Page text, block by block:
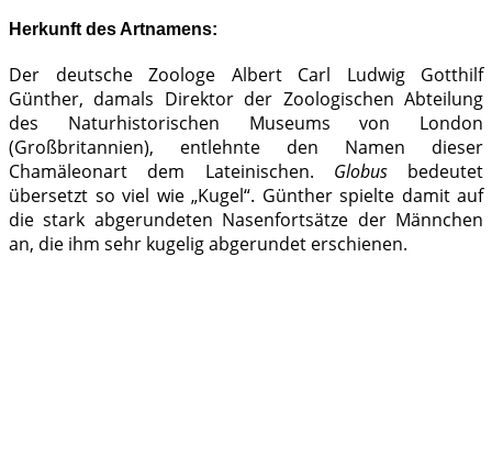
Herkunft des Artnamens:
Der deutsche Zoologe Albert Carl Ludwig Gotthilf
Günther, damals Direktor der Zoologischen Abteilung
des Naturhistorischen Museums von London
(Großbritannien), entlehnte den Namen dieser
Chamäleonart dem Lateinischen. Globusbedeutet
übersetzt so viel wie „Kugel“. Günther spielte damit auf
die stark abgerundeten Nasenfortsätze der Männchen
an, die ihm sehr kugelig abgerundet erschienen.